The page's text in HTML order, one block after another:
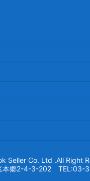
Seller Co. Ltd .All Right
本郷2-4-3-202